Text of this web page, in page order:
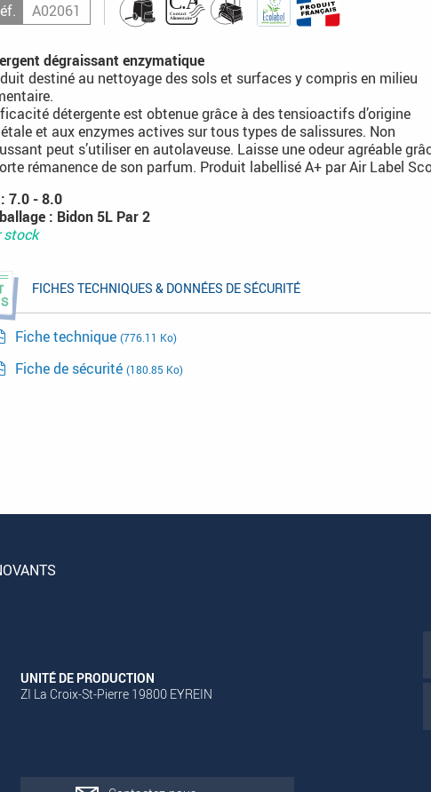
A02061
dégraissant enzymatique
destiné au nettoyage des sols et surfaces y compris en milieu
détergente est obtenue grâce à des tensioactifs d’origine
et aux enzymes actives sur tous types de salissures. Non
peut s’utiliser en autolaveuse. Laisse une odeur agréable
rémanence de son parfum. Produit labellisé A+ par Air Label
7.0 - 8.0
: Bidon 5L Par 2
stock
FICHES TECHNIQUES & DONNÉES DE SÉCURITÉ
Fiche technique (776.11 Ko)
Fiche de sécurité (180.85 Ko)
UNITÉ DE PRODUCTION
ZI La Croix-St-Pierre 19800 EYREIN